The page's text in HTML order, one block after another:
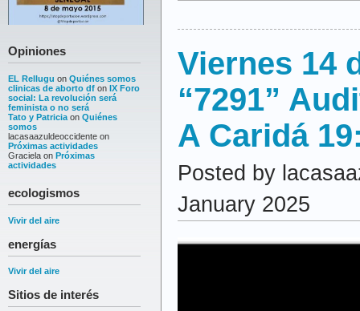
Opiniones
EL Rellugu on Quiénes somos
clinicas de aborto df on IX Foro
social: La revolución será
feminista o no será
Tato y Patricia on Quiénes
somos
lacasaazuldeoccidente on
Próximas actividades
Graciela on Próximas
actividades
ecologismos
Vivir del aire
energías
Vivir del aire
Sitios de interés
Viernes 14
“7291”
A Caridá
Posted by
January 2025